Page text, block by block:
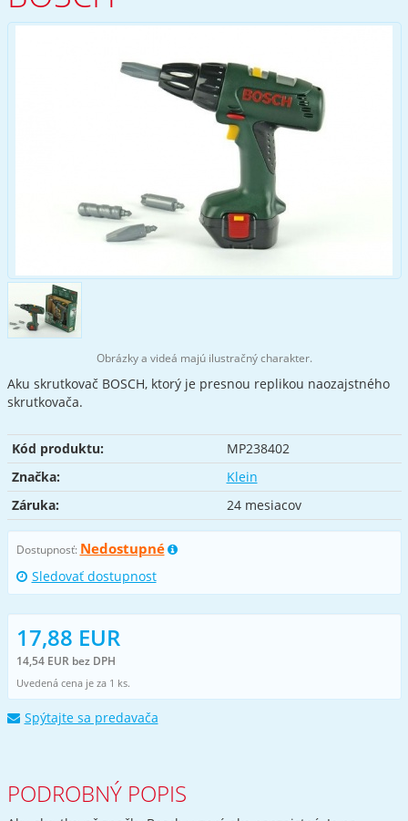
Obrázky a videá majú ilustračný charakter.
Aku skrutkovač BOSCH, ktorý je presnou replikou naozajstného
skrutkovača.
Kód produktu:
MP238402
Značka:
Klein
Záruka:
24 mesiacov
Dostupnosť: Nedostupné
Sledovať dostupnost
17,88 EUR
14,54 EUR bez DPH
Uvedená cena je za 1 ks.
Spýtajte sa predavača
PODROBNÝ POPIS